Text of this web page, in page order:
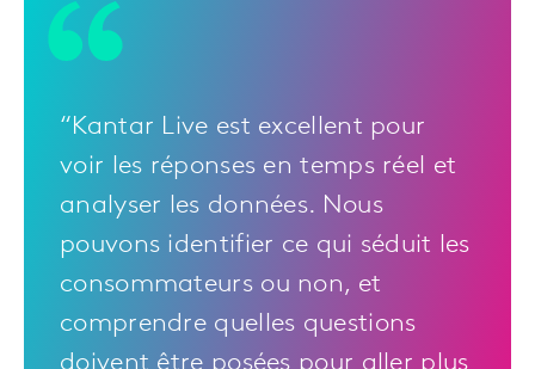
“Kantar Live est excellent pour
voir les réponses en temps réel et
analyser les données. Nous
pouvons identifier ce qui séduit les
consommateurs ou non, et
comprendre quelles questions
doivent être posées pour aller plus